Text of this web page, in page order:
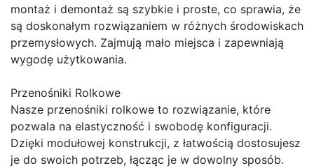
montaż i demontaż są szybkie i proste, co sprawia, że
są doskonałym rozwiązaniem w różnych środowiskach
przemysłowych. Zajmują mało miejsca i zapewniają
wygodę użytkowania.
Przenośniki Rolkowe
Nasze przenośniki rolkowe to rozwiązanie, które
pozwala na elastyczność i swobodę konfiguracji.
Dzięki modułowej konstrukcji, z łatwością dostosujesz
je do swoich potrzeb, łącząc je w dowolny sposób.